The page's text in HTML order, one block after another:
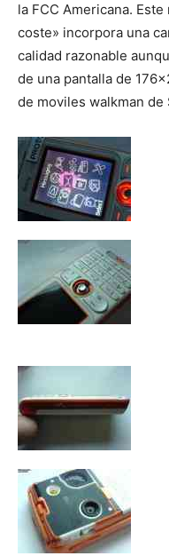
la FCC Americana.
coste» incorpora una
calidad razonable
de una pantalla de
de moviles walkman de